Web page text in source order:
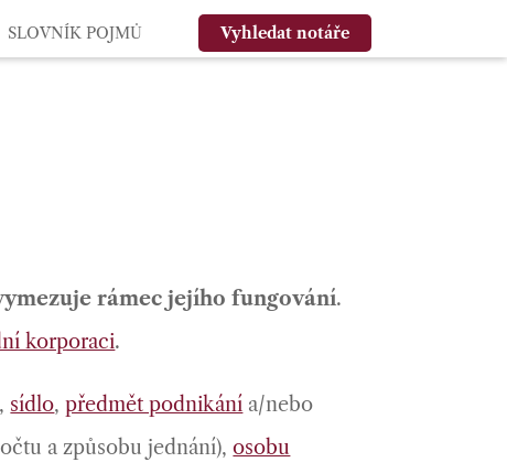
SLOVNÍK POJMŮ Vyhledat notáře
rámec jejího fungování.
korporaci.
, sídlo,předmět podnikání a/nebo
a způsobu jednání),osobu